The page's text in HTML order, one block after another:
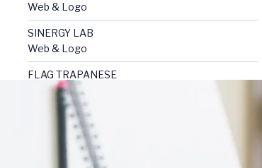
Web & Logo
SINERGY LAB
Web & Logo
FLAG TRAPANESE
Materiali Promo
COMMENTI RECENTI